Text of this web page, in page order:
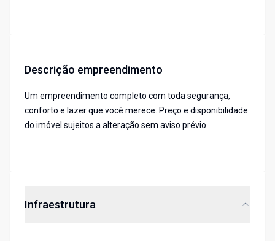
Descrição empreendimento
Um empreendimento completo com toda segurança,
conforto e lazer que você merece. Preço e disponibilidade
do imóvel sujeitos a alteração sem aviso prévio.
Infraestrutura